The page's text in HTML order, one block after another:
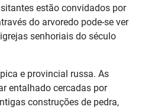
estão convidados por
do arvoredo pode-se ver
senhoriais do século
e provincial russa. As
entalhado cercadas por
construções de pedra,